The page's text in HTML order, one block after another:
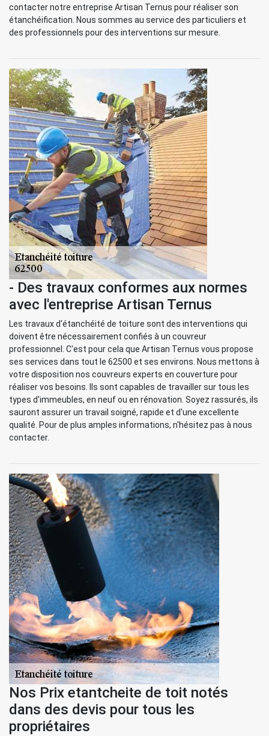
contacter notre entreprise Artisan Ternus pour réaliser son
étanchéification. Nous sommes au service des particuliers et
des professionnels pour des interventions sur mesure.
- Des travaux conformes aux normes
avec l'entreprise Artisan Ternus
Les travaux d'étanchéité de toiture sont des interventions qui
doivent être nécessairement confiés à un couvreur
professionnel. C'est pour cela que Artisan Ternus vous propose
ses services dans tout le 62500 et ses environs. Nous mettons à
votre disposition nos couvreurs experts en couverture pour
réaliser vos besoins. Ils sont capables de travailler sur tous les
types d'immeubles, en neuf ou en rénovation. Soyez rassurés, ils
sauront assurer un travail soigné, rapide et d'une excellente
qualité. Pour de plus amples informations, n'hésitez pas à nous
contacter.
Nos Prix etantcheite de toit notés
dans des devis pour tous les
propriétaires